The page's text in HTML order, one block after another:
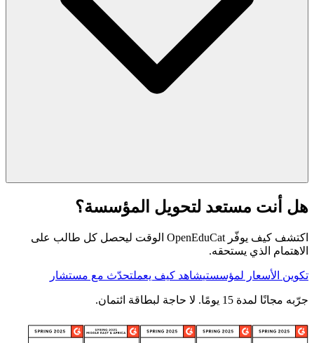
هل أنت مستعد لتحويل المؤسسة؟
اكتشف كيف يوفّر OpenEduCat الوقت ليحصل كل طالب على
الاهتمام الذي يستحقه.
تكوين الأسعار لمؤسستيشاهد كيف يعملتحدّث مع مستشار
جرّبه مجانًا لمدة 15 يومًا. لا حاجة لبطاقة ائتمان.